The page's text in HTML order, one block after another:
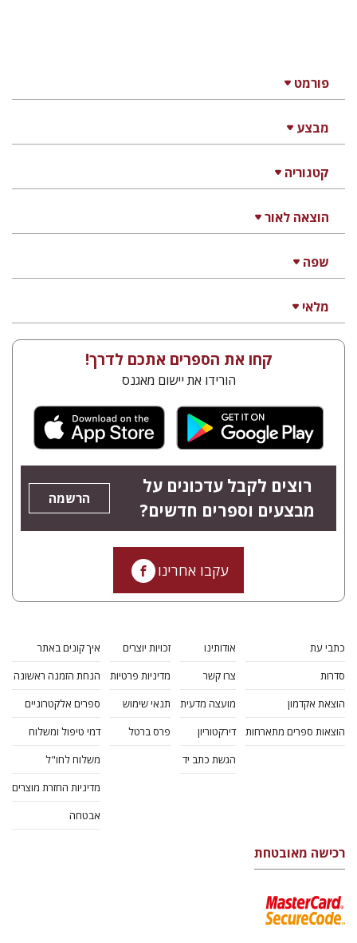
פורמט
מבצע
קטגוריה
הוצאה לאור
שפה
מלאי
קחו את הספרים אתכם לדרך!
הורידו את יישום מאגנס
רוצים לקבל עדכונים על
מבצעים וספרים חדשים?
הרשמה
עקבו אחרינו
כתבי עת
סדרות
הוצאת אקדמון
הוצאות ספרים מתארחות
אודותינו
צרו קשר
מועצה מדעית
דירקטוריון
הגשת כתב יד
זכויות יוצרים
מדיניות פרטיות
תנאי שימוש
פרס ברטל
איך קונים באתר
הנחת הזמנה ראשונה
ספרים אלקטרוניים
דמי טיפול ומשלוח
משלוח לחו"ל
מדיניות החזרת מוצרים
אבטחה
רכישה מאובטחת